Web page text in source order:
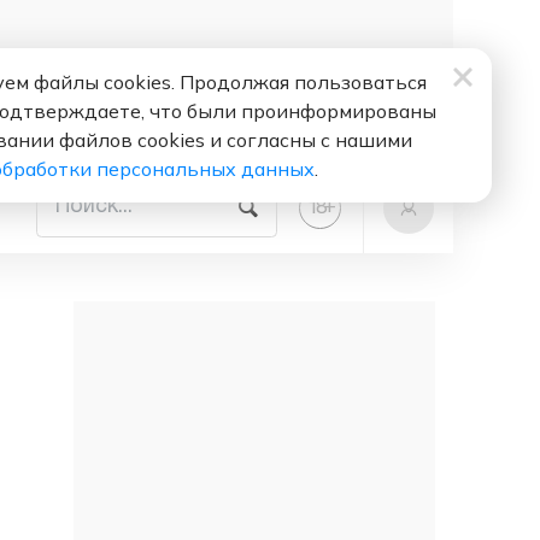
18+
файлы cookies. Продолжая пользоваться
что были проинформированы
файлов cookies и согласны с нашими
персональных данных.